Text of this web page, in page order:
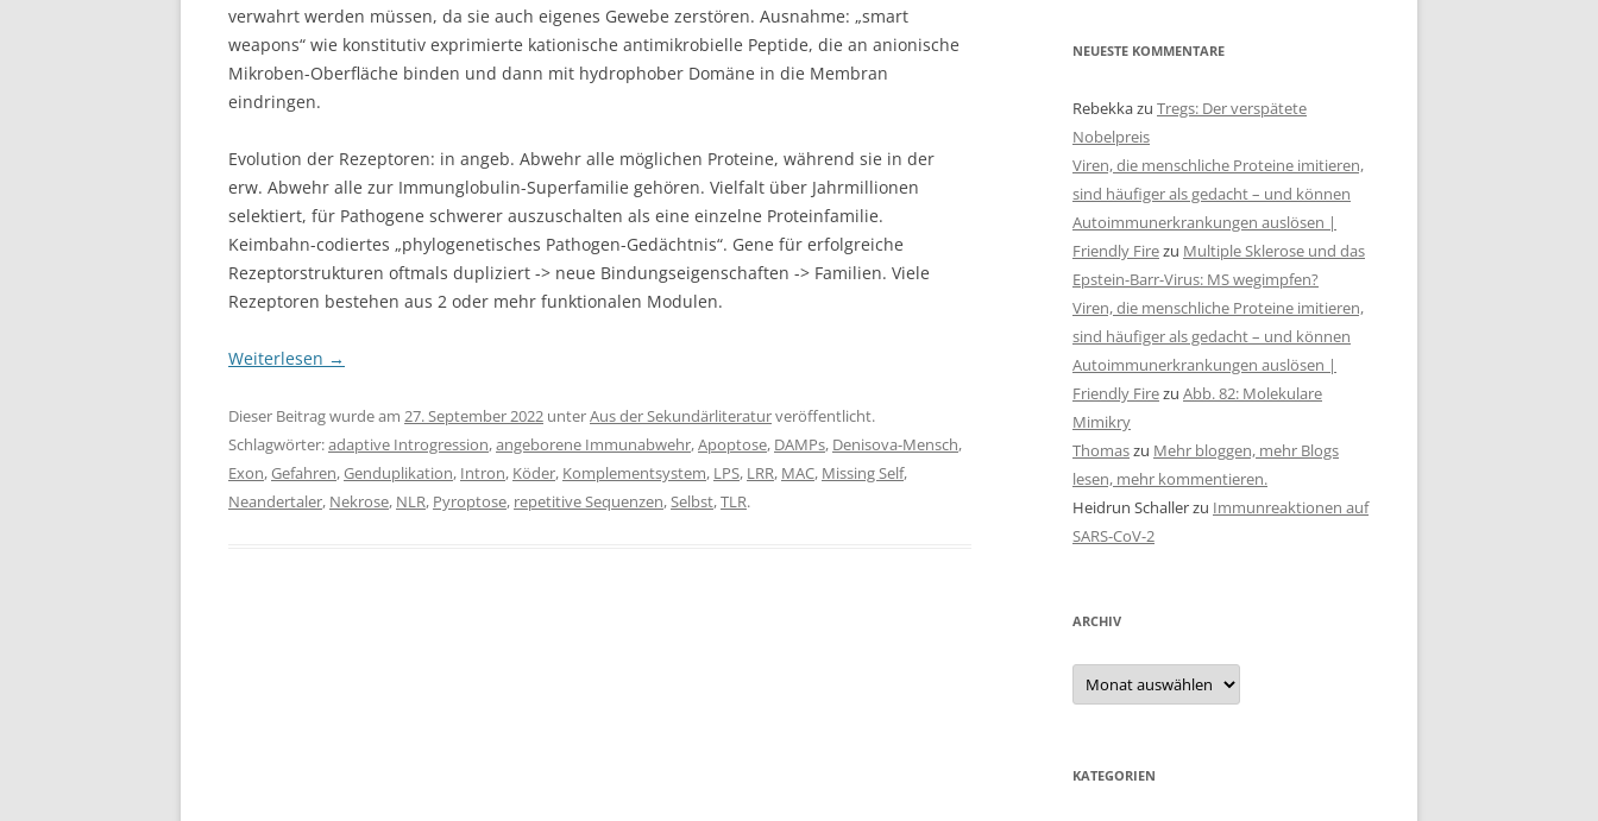
verwahrt werden müssen, da sie auch eigenes Gewebe zerstören. Ausnahme: „smart
weapons“ wie konstitutiv exprimierte kationische antimikrobielle Peptide, die an anionische
Mikroben-Oberfläche binden und dann mit hydrophober Domäne in die Membran
eindringen.
Evolution der Rezeptoren: in angeb. Abwehr alle möglichen Proteine, während sie in der
erw. Abwehr alle zur Immunglobulin-Superfamilie gehören. Vielfalt über Jahrmillionen
selektiert, für Pathogene schwerer auszuschalten als eine einzelne Proteinfamilie.
Keimbahn-codiertes „phylogenetisches Pathogen-Gedächtnis“. Gene für erfolgreiche
Rezeptorstrukturen oftmals dupliziert -> neue Bindungseigenschaften -> Familien. Viele
Rezeptoren bestehen aus 2 oder mehr funktionalen Modulen.
Weiterlesen →
Dieser Beitrag wurde am 27. September 2022 unterAus der Sekundärliteraturveröffentlicht.
Schlagwörter:adaptive Introgression,angeborene Immunabwehr,Apoptose, DAMPs, Denisova-Mensch,
Exon,Gefahren,Genduplikation, Intron, Köder, Komplementsystem, LPS, LRR, MAC, Missing Self,
Neandertaler, Nekrose, NLR, Pyroptose, repetitive Sequenzen,Selbst,TLR.
NEUESTE KOMMENTARE
Rebekkazu Tregs: Der verspätete
Nobelpreis
Viren, die menschliche Proteine imitieren,
sind häufiger als gedacht – und können
Autoimmunerkrankungen auslösen |
Friendly Firezu Multiple Sklerose und das
Epstein-Barr-Virus: MS wegimpfen?
Viren, die menschliche Proteine imitieren,
sind häufiger als gedacht – und können
Autoimmunerkrankungen auslösen |
Friendly Firezu Abb. 82: Molekulare
Mimikry
Thomaszu Mehr bloggen, mehr Blogs
lesen, mehr kommentieren.
Heidrun Schallerzu Immunreaktionen auf
SARS-CoV-2
ARCHIV
Archiv
KATEGORIEN